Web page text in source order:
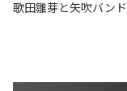
歌田雛芽と矢吹バンド